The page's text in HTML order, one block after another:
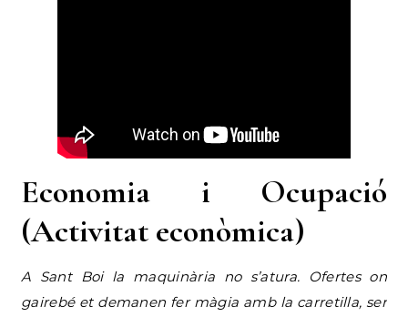
Economia i Ocupació
(Activitat econòmica)
A Sant Boi la maquinària no s’atura. Ofertes on
gairebé et demanen fer màgia amb la carretilla, ser